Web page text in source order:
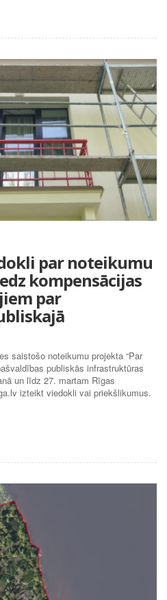
par noteikumu
kompensācijas
par
saistošo noteikumu projekta “Par
publiskās infrastruktūras
un līdz 27. martam Rīgas
izteikt viedokli vai priekšlikumus.